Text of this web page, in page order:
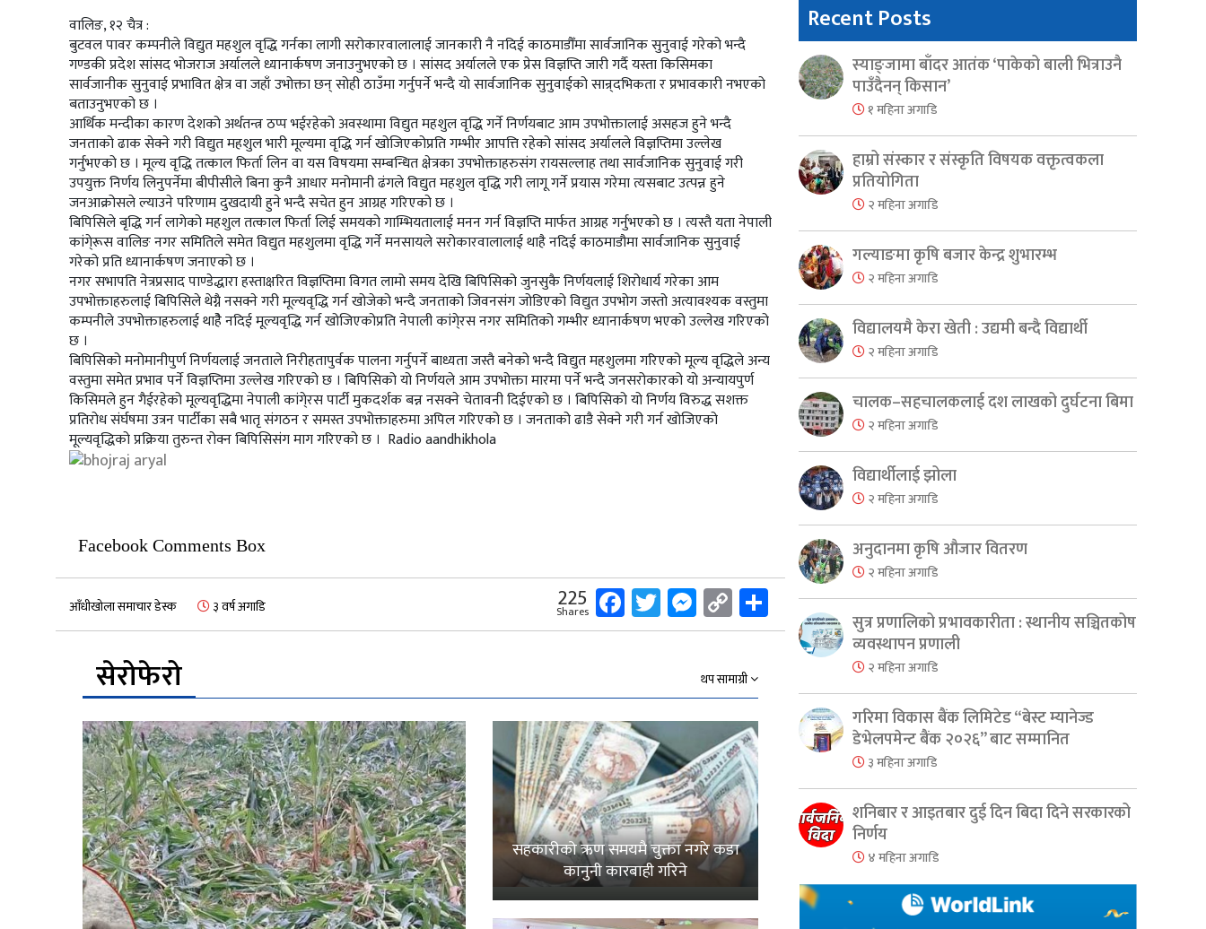
वालिङ, १२ चैत्र :
बुटवल पावर कम्पनीले विद्युत महशुल वृद्धि गर्नका लागी सरोकारवालालाई जानकारी नै नदिई काठमाडौँमा सार्वजानिक सुनुवाई गरेको भन्दै
गण्डकी प्रदेश सांसद भोजराज अर्यालले ध्यानार्कषण जनाउनुभएको छ । सांसद अर्यालले एक प्रेस विज्ञप्ति जारी गर्दै यस्ता किसिमका
सार्वजानीक सुनुवाई प्रभावित क्षेत्र वा जहाँ उभोक्ता छन् सोही ठाउँमा गर्नुपर्ने भन्दै यो सार्वजानिक सुनुवाईको सान्र्दभिकता र प्रभावकारी नभएको
बताउनुभएको छ ।
आर्थिक मन्दीका कारण देशको अर्थतन्त्र ठप्प भईरहेको अवस्थामा विद्युत महशुल वृद्धि गर्ने निर्णयबाट आम उपभोक्तालाई असहज हुने भन्दै
जनताको ढाक सेक्ने गरी विद्युत महशुल भारी मूल्यमा वृद्धि गर्न खोजिएकोप्रति गम्भीर आपत्ति रहेको सांसद अर्यालले विज्ञप्तिमा उल्लेख
गर्नुभएको छ । मूल्य वृद्धि तत्काल फिर्ता लिन वा यस विषयमा सम्बन्धित क्षेत्रका उपभोक्ताहरुसंग रायसल्लाह तथा सार्वजानिक सुनुवाई गरी
उपयुक्त निर्णय लिनुपर्नेमा बीपीसीले बिना कुनै आधार मनोमानी ढंगले विद्युत महशुल वृद्धि गरी लागू गर्ने प्रयास गरेमा त्यसबाट उत्पन्न हुने
जनआक्रोसले ल्याउने परिणाम दुखदायी हुने भन्दै सचेत हुन आग्रह गरिएको छ ।
बिपिसिले बृद्धि गर्न लागेको महशुल तत्काल फिर्ता लिई समयको गाम्भियतालाई मनन गर्न विज्ञप्ति मार्फत आग्रह गर्नुभएको छ । त्यस्तै यता नेपाली
कांगे्रूस वालिङ नगर समितिले समेत विद्युत महशुलमा वृद्धि गर्ने मनसायले सरोकारवालालाई थाहै नदिई काठमाडौमा सार्वजानिक सुनुवाई
गरेको प्रति ध्यानार्कषण जनाएको छ ।
नगर सभापति नेत्रप्रसाद पाण्डेद्धारा हस्ताक्षरित विज्ञप्तिमा विगत लामो समय देखि बिपिसिको जुनसुकै निर्णयलाई शिरोधार्य गरेका आम
उपभोक्ताहरुलाई बिपिसिले थेग्नै नसक्ने गरी मूल्यवृद्धि गर्न खोजेको भन्दै जनताको जिवनसंग जोडिएको विद्युत उपभोग जस्तो अत्यावश्यक वस्तुमा
कम्पनीले उपभोक्ताहरुलाई थाहैे नदिई मूल्यवृद्धि गर्न खोजिएकोप्रति नेपाली कांगे्रस नगर समितिको गम्भीर ध्यानार्कषण भएको उल्लेख गरिएको
छ ।
बिपिसिको मनोमानीपुर्ण निर्णयलाई जनताले निरीहतापुर्वक पालना गर्नुपर्ने बाध्यता जस्तै बनेको भन्दै विद्युत महशुलमा गरिएको मूल्य वृद्धिले अन्य
वस्तुमा समेत प्रभाव पर्ने विज्ञप्तिमा उल्लेख गरिएको छ । बिपिसिको यो निर्णयले आम उपभोक्ता मारमा पर्ने भन्दै जनसरोकारको यो अन्यायपुर्ण
किसिमले हुन गैईरहेको मूल्यवृद्धिमा नेपाली कांगे्रस पार्टी मुकदर्शक बन्न नसक्ने चेतावनी दिईएको छ । बिपिसिको यो निर्णय विरुद्ध सशक्त
प्रतिरोध संर्घषमा उत्रन पार्टीका सबै भातृ संगठन र समस्त उपभोक्ताहरुमा अपिल गरिएको छ । जनताको ढाडै सेक्ने गरी गर्न खोजिएको
मूल्यवृद्धिको प्रक्रिया तुरुन्त रोक्न बिपिसिसंग माग गरिएको छ । Radio aandhikhola
Facebook Comments Box
आँधीखोला समाचार डेस्क ३ वर्ष अगाडि 225
Shares Facebook
Twitter
Messenger
Copy
Link
Share
सेरोफेरो
थप सामाग्री
सहकारीको ऋण समयमै चुक्ता नगरे कडा
कानुनी कारबाही गरिने
Recent Posts
स्याङ्जामा बाँदर आतंक ‘पाकेको बाली भित्राउनै
पाउँदैनन् किसान’
१ महिना अगाडि
हाम्रो संस्कार र संस्कृति विषयक वक्तृत्वकला
प्रतियोगिता
२ महिना अगाडि
गल्याङमा कृषि बजार केन्द्र शुभारम्भ
२ महिना अगाडि
विद्यालयमै केरा खेती : उद्यमी बन्दै विद्यार्थी
२ महिना अगाडि
चालक–सहचालकलाई दश लाखको दुर्घटना बिमा
२ महिना अगाडि
विद्यार्थीलाई झोला
२ महिना अगाडि
अनुदानमा कृषि औजार वितरण
२ महिना अगाडि
सुत्र प्रणालिको प्रभावकारीता : स्थानीय सञ्चितकोष
व्यवस्थापन प्रणाली
२ महिना अगाडि
गरिमा विकास बैंक लिमिटेड “बेस्ट म्यानेज्ड
डेभेलपमेन्ट बैंक २०२६” बाट सम्मानित
३ महिना अगाडि
शनिबार र आइतबार दुई दिन बिदा दिने सरकारको
निर्णय
४ महिना अगाडि